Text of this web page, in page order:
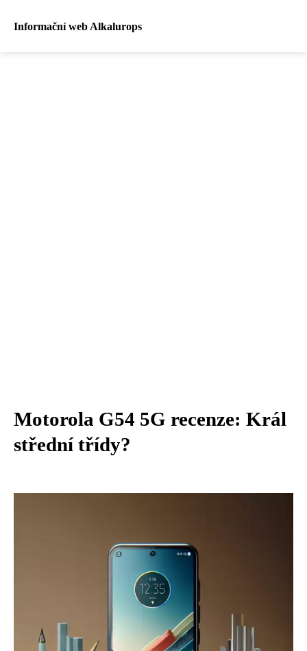
Informační web Alkalurops
Motorola G54 5G recenze: Král
střední třídy?